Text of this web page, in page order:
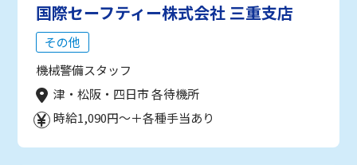
国際セーフティー株式会社 三重支店
その他
機械警備スタッフ
津・松阪・四日市 各待機所
時給1,090円～＋各種手当あり